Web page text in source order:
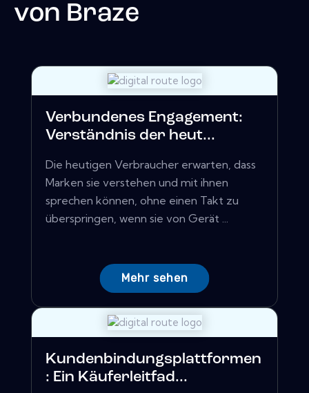
von Braze
Verbundenes Engagement:
Verständnis der heut...
Die heutigen Verbraucher erwarten, dass
Marken sie verstehen und mit ihnen
sprechen können, ohne einen Takt zu
überspringen, wenn sie von Gerät ...
Mehr sehen
Kundenbindungsplattformen
: Ein Käuferleitfad...